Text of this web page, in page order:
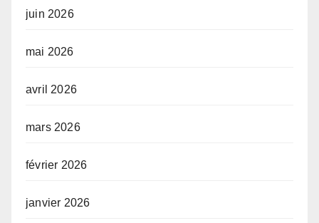
juin 2026
mai 2026
avril 2026
mars 2026
février 2026
janvier 2026